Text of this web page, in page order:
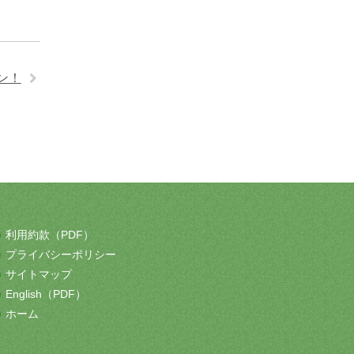
！
利用約款（PDF）
プライバシーポリシー
サイトマップ
English（PDF）
ホーム